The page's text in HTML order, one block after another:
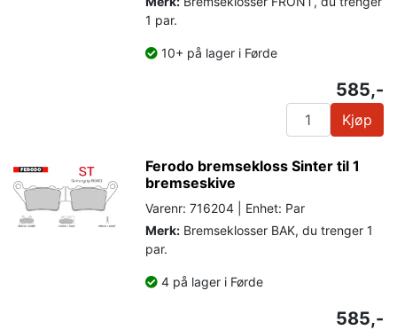
1 par.
10+ på lager i Førde
585,-
Kjøp
Ferodo bremsekloss Sinter til 1
bremseskive
Varenr: 716204 | Enhet: Par
Merk: Bremseklosser BAK, du trenger 1
par.
4 på lager i Førde
585,-